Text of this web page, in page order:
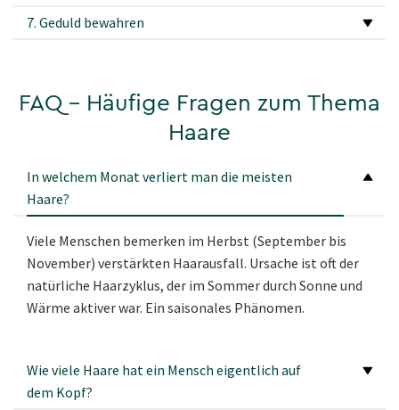
7. Geduld bewahren
FAQ - Häufige Fragen zum Thema
Haare
In welchem Monat verliert man die meisten
Haare?
Viele Menschen bemerken im Herbst (September bis
November) verstärkten Haarausfall. Ursache ist oft der
natürliche Haarzyklus, der im Sommer durch Sonne und
Wärme aktiver war. Ein saisonales Phänomen.
Wie viele Haare hat ein Mensch eigentlich auf
dem Kopf?